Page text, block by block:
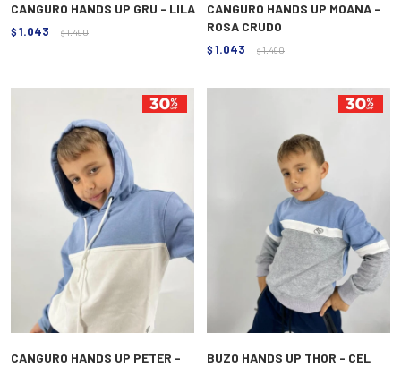
CANGURO HANDS UP GRU - LILA
$ 1.043 $ 1.490
CANGURO HANDS UP MOANA -
ROSA CRUDO
$ 1.043 $ 1.490
CANGURO HANDS UP PETER -
BUZO HANDS UP THOR - CEL